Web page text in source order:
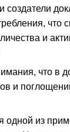
создатели
что
и
что в
и
одной из